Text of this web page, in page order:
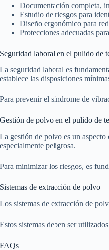
Documentación completa,
Estudio de riesgos para
Diseño ergonómico para
Protecciones adecuadas
Seguridad laboral en el pulido de
La seguridad laboral es
establece las disposiciones
Para prevenir el síndrome de
Gestión de polvo en el pulido de
La gestión de polvo es un
especialmente peligrosa.
Para minimizar los riesgos, es
Sistemas de extracción de polvo
Los sistemas de extracción de
Estos sistemas deben ser
FAQs